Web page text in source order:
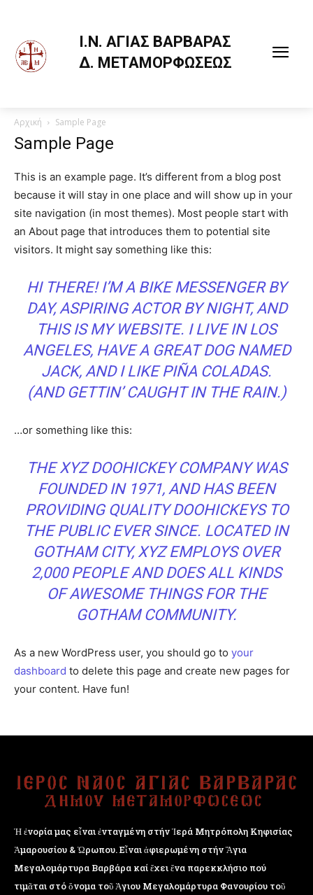
Ι.Ν. ΑΓΙΑΣ ΒΑΡΒΑΡΑΣ
Δ. ΜΕΤΑΜΟΡΦΩΣΕΩΣ
Αρχική Sample Page
Sample Page
This is an example page. It’s different from a blog post
because it will stay in one place and will show up in your
site navigation (in most themes). Most people start with
an About page that introduces them to potential site
visitors. It might say something like this:
HI THERE! I’M A BIKE MESSENGER BY
DAY, ASPIRING ACTOR BY NIGHT, AND
THIS IS MY WEBSITE. I LIVE IN LOS
ANGELES, HAVE A GREAT DOG NAMED
JACK, AND I LIKE PIÑA COLADAS.
(AND GETTIN’ CAUGHT IN THE RAIN.)
…or something like this:
THE XYZ DOOHICKEY COMPANY WAS
FOUNDED IN 1971, AND HAS BEEN
PROVIDING QUALITY DOOHICKEYS TO
THE PUBLIC EVER SINCE. LOCATED IN
GOTHAM CITY, XYZ EMPLOYS OVER
2,000 PEOPLE AND DOES ALL KINDS
OF AWESOME THINGS FOR THE
GOTHAM COMMUNITY.
As a new WordPress user, you should go to your
dashboard to delete this page and create new pages for
your content. Have fun!
Ἡ ἐνορία μας εἶναι ἐνταγμένη στήν Ἱερά Μητρόπολη Κηφισίας
Ἁμαρουσίου & Ὠρωπου. Εἶναι ἀφιερωμένη στήν Ἅγια
Μεγαλομάρτυρα Βαρβάρα καί ἔχει ἕνα παρεκκλήσιο πού
τιμᾶται στό ὄνομα τοῦ Ἁγιου Μεγαλομάρτυρα Φανουρίου τοῦ